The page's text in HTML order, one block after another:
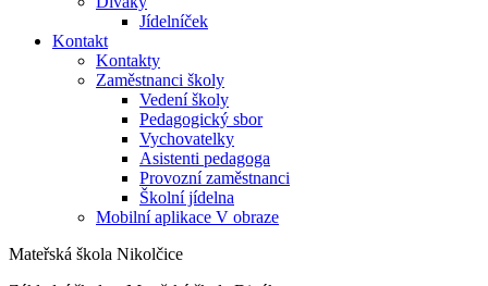
Jídelníček
Kontakt
Kontakty
Zaměstnanci školy
Vedení školy
Pedagogický sbor
Vychovatelky
Asistenti pedagoga
Provozní zaměstnanci
Školní jídelna
Mobilní aplikace V obraze
Mateřská škola Nikolčice